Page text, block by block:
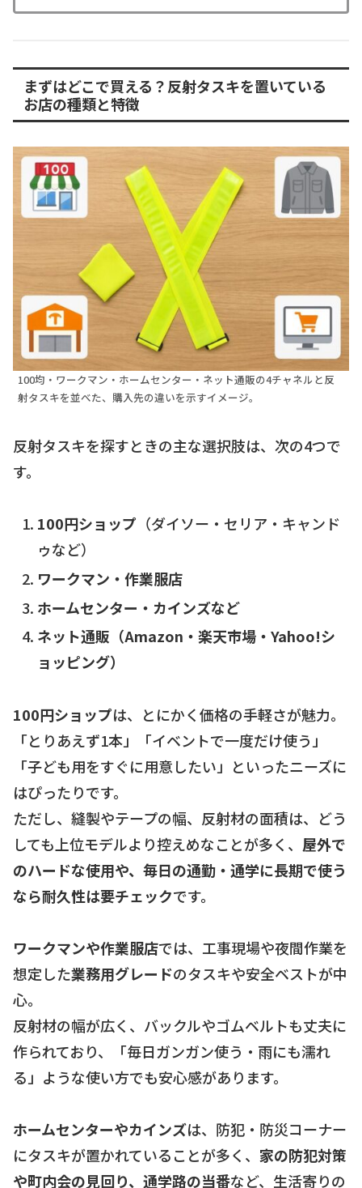
まずはどこで買える？反射タスキを置いている
お店の種類と特徴
100均・ワークマン・ホームセンター・ネット通販の4チャネルと反
射タスキを並べた、購入先の違いを示すイメージ。
反射タスキを探すときの主な選択肢は、次の4つで
す。
100円ショップ （ダイソー・セリア・キャンド
ゥなど）
ワークマン・作業服店
ホームセンター・カインズなど
ネット通販（Amazon・楽天市場・Yahoo!シ
ョッピング）
100円ショップは、とにかく価格の手軽さが魅力。
「とりあえず1本」「イベントで一度だけ使う」
「子ども用をすぐに用意したい」といったニーズに
はぴったりです。
ただし、縫製やテープの幅、反射材の面積は、どう
しても上位モデルより控えめなことが多く、 屋外で
のハードな使用や、毎日の通勤・通学に長期で使う
なら耐久性は要チェックです。
ワークマンや作業服店では、工事現場や夜間作業を
想定した業務用グレードのタスキや安全ベストが中
心。
反射材の幅が広く、バックルやゴムベルトも丈夫に
作られており、「毎日ガンガン使う・雨にも濡れ
る」ような使い方でも安心感があります。
ホームセンターやカインズは、防犯・防災コーナー
にタスキが置かれていることが多く、 家の防犯対策
や町内会の見回り、通学路の当番など、生活寄りの